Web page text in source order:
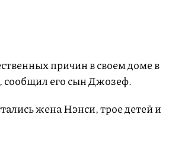
причин в своем доме в
его сын Джозеф.
жена Нэнси, трое детей и